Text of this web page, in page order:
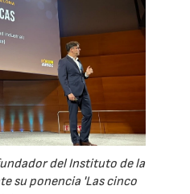
del Instituto de la
su ponencia 'Las cinco